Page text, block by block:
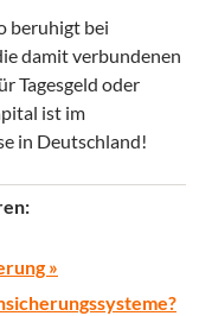
beruhigt bei
damit verbundenen
Tagesgeld oder
ist im
in Deutschland!
»